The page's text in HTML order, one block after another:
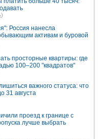
)
Россия нанесла
активам и буровой
просторные квартиры: где
100–200 "квадратов"
важного статуса: что
31 августа
проезд к границе с
лучше выбрать